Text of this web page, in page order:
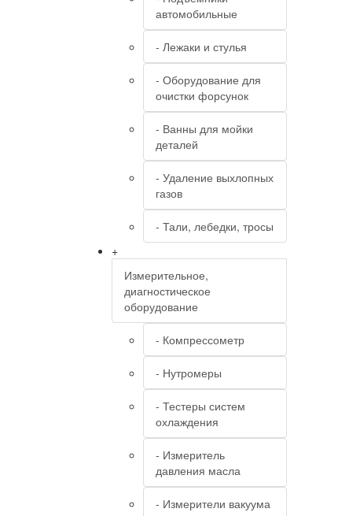
автомобильные
- Лежаки и стулья
- Оборудование для
очистки форсунок
- Ванны для мойки
деталей
- Удаление выхлопных
газов
- Тали, лебедки, тросы
+
Измерительное,
диагностическое
оборудование
- Компрессометр
- Нутромеры
- Тестеры систем
охлаждения
- Измеритель
давления масла
- Измерители вакуума